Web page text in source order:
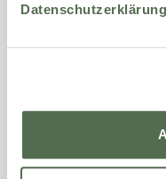
Datenschutzerklärung
Bad / WC (Anzahl):